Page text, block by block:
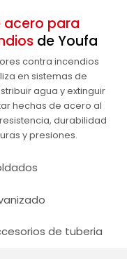
para
de Youfa
contra incendios
en sistemas de
agua y extinguir
hechas de acero al
durabilidad
y presiones.
de tuberia